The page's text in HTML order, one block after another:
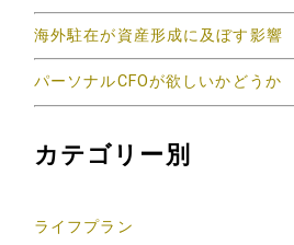
海外駐在が資産形成に及ぼす影響
パーソナルCFOが欲しいかどうか
カテゴリー別
ライフプラン